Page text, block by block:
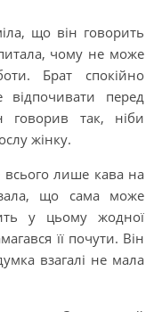
що він говорить
чому не може
Брат спокійно
відпочивати перед
говорив так, ніби
жінку.
лише кава на
що сама може
у цьому жодної
її почути. Він
взагалі не мала